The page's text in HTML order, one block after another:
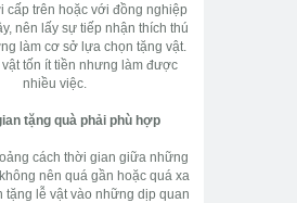
cấp trên hoặc với đồng nghiệp
nên lấy sự tiếp nhận thích thú
làm cơ sở lựa chọn tặng vật.
tốn ít tiền nhưng làm được
nhiều việc.
tặng quà phải phù hợp
cách thời gian giữa những
nên quá gần hoặc quá xa
tặng lễ vật vào những dịp quan